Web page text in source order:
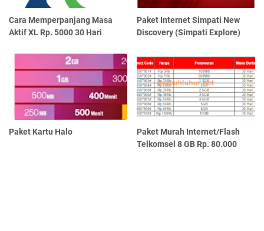
Cara Memperpanjang Masa
Aktif XL Rp. 5000 30 Hari
Paket Internet Simpati New
Discovery (Simpati Explore)
Paket Kartu Halo
Paket Murah Internet/Flash
Telkomsel 8 GB Rp. 80.000